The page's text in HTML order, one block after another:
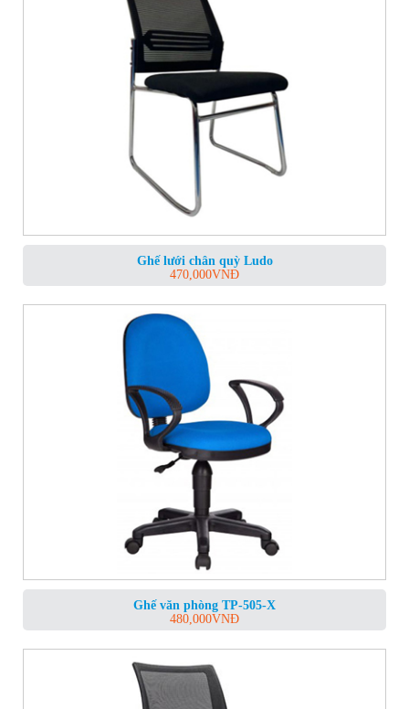
Ghế lưới chân quỳ Ludo
470,000VNĐ
Ghế văn phòng TP-505-X
480,000VNĐ